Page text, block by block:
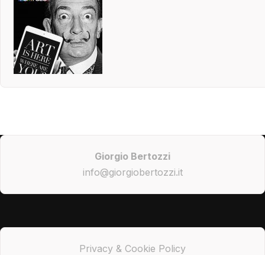
Giorgio Bertozzi
info@giorgiobertozzi.it
Privacy & Cookie Policy